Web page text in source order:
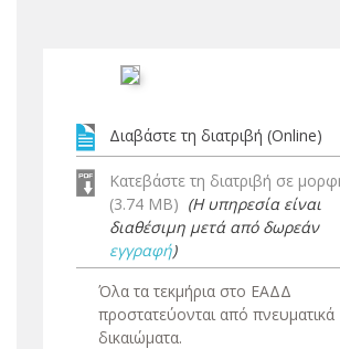
Διαβάστε τη διατριβή (Online)
Κατεβάστε τη διατριβή σε
(3.74 MB) (Η υπηρεσία είναι
διαθέσιμη μετά από δωρεάν
εγγραφή)
Όλα τα τεκμήρια στο ΕΑΔΔ
προστατεύονται από πνευματικά
δικαιώματα.